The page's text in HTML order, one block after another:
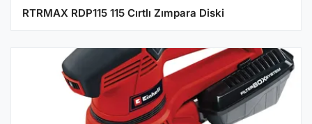
RTRMAX RDP115 115 Cırtlı Zımpara Diski